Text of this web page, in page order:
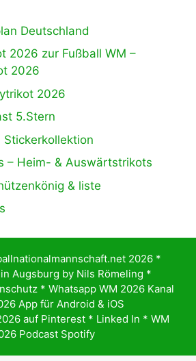
Deutschland
2026 zur Fußball WM –
2026
2026
5.Stern
Stickerkollektion
– Heim- & Auswärtstrikots
& liste
2026 *
Augsburg by Nils Römeling *
* Whatsapp WM 2026 Kanal
App für Android & iOS
auf Pinterest * Linked In * WM
Podcast Spotify